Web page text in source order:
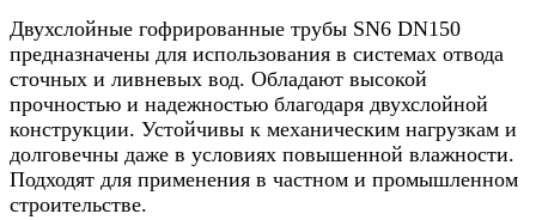
Двухслойные гофрированные трубы SN6 DN150
предназначены для использования в системах отвода
сточных и ливневых вод. Обладают высокой
прочностью и надежностью благодаря двухслойной
конструкции. Устойчивы к механическим нагрузкам и
долговечны даже в условиях повышенной влажности.
Подходят для применения в частном и промышленном
строительстве.